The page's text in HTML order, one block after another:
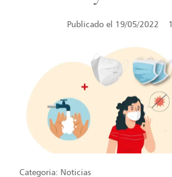
Publicado el 19/05/2022
Categoria: Noticias